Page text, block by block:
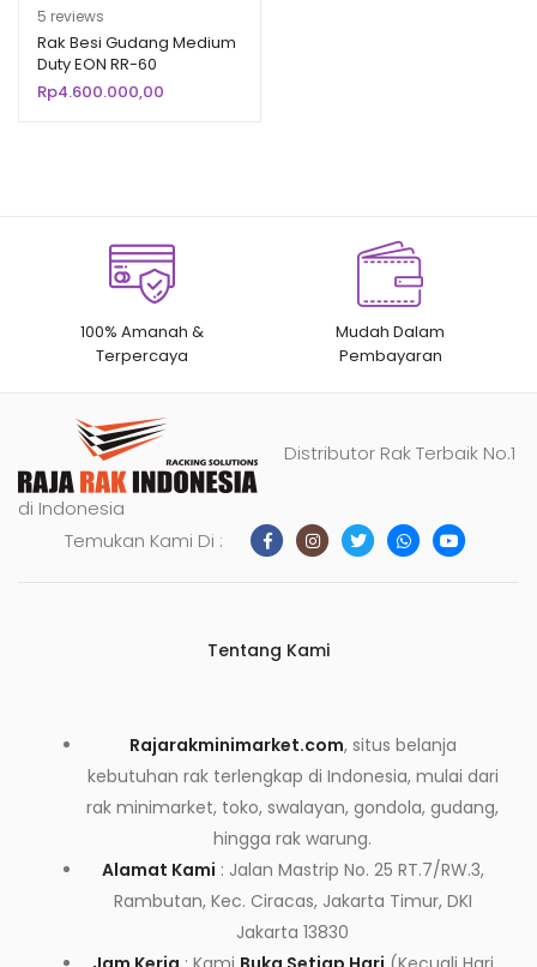
Peringkat
5.00 dari 5
berdasarka
n
5
penilaian
5 reviews
Rak Besi Gudang Medium
Duty EON RR-60
Rp4.600.000,00
100% Amanah &
Terpercaya
Mudah Dalam
Pembayaran
Distributor Rak Terbaik No.1
di Indonesia
Temukan Kami Di :
Tentang Kami
Rajarakminimarket.com, situs belanja
kebutuhan rak terlengkap di Indonesia, mulai dari
rak minimarket, toko, swalayan, gondola, gudang,
hingga rak warung.
Alamat Kami : Jalan Mastrip No. 25 RT.7/RW.3,
Rambutan, Kec. Ciracas, Jakarta Timur, DKI
Jakarta 13830